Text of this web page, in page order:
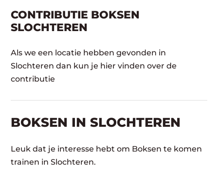
CONTRIBUTIE BOKSEN
SLOCHTEREN
Als we een locatie hebben gevonden in
Slochteren dan kun je hier vinden over de
contributie
BOKSEN IN SLOCHTEREN
Leuk dat je interesse hebt om Boksen te komen
trainen in Slochteren.